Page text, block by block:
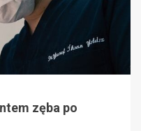
zęba po